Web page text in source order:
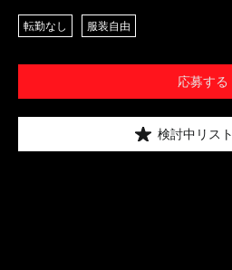
転勤なし 服装自由
応募する
検討中リス